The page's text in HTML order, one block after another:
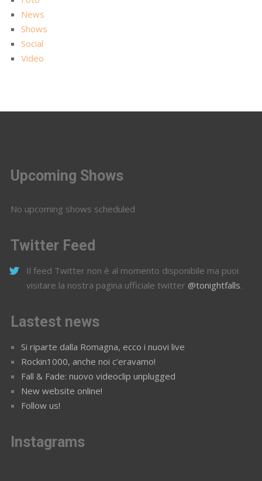
News
Shows
Social
Video
Upcoming Shows
No upcoming shows scheduled
Twitter Feed
Il feed Twitter non è al momento disponibile ma puoi
visitare la nostra pagina ufficiale twitter @tonightfalls.
Lastest news
Si riparte dalla Romagna, ecco i nuovi live
Rockin1000, anche noi c’eravamo!
Fall & Fade: nuovo videoclip unplugged
New website online!
Follow us!
Instagrams